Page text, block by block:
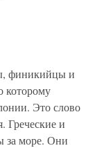
финикийцы и
которому
Это слово
Греческие и
за море. Они